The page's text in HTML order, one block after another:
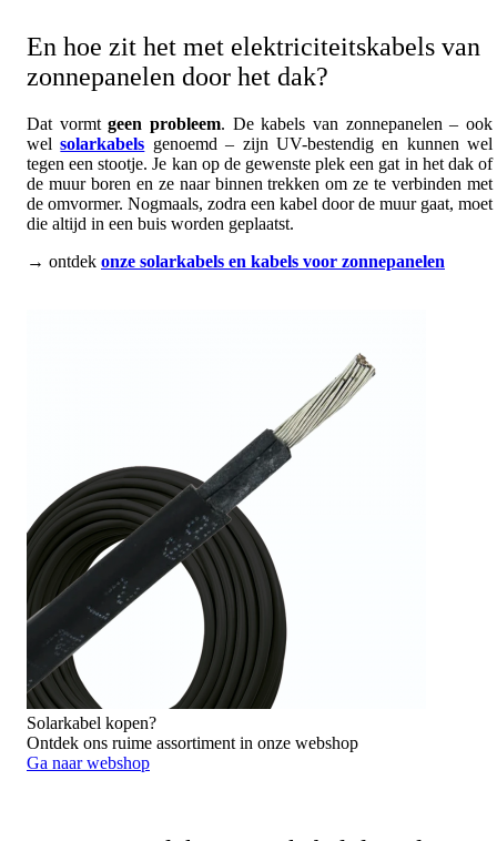
En hoe zit het met elektriciteitskabels van
zonnepanelen door het dak?
Dat vormtgeen probleem. De kabels van zonnepanelen – ook
welsolarkabels genoemd – zijn UV-bestendig en kunnen wel
tegen een stootje. Je kan op de gewenste plek een gat in het dak of
de muur boren en ze naar binnen trekken om ze te verbinden met
de omvormer. Nogmaals, zodra een kabel door de muur gaat, moet
die altijd in een buis worden geplaatst.
→ ontdek onze solarkabels en kabels voor zonnepanelen
Solarkabel kopen?
Ontdek ons ruime assortiment in onze webshop
Ga naar webshop